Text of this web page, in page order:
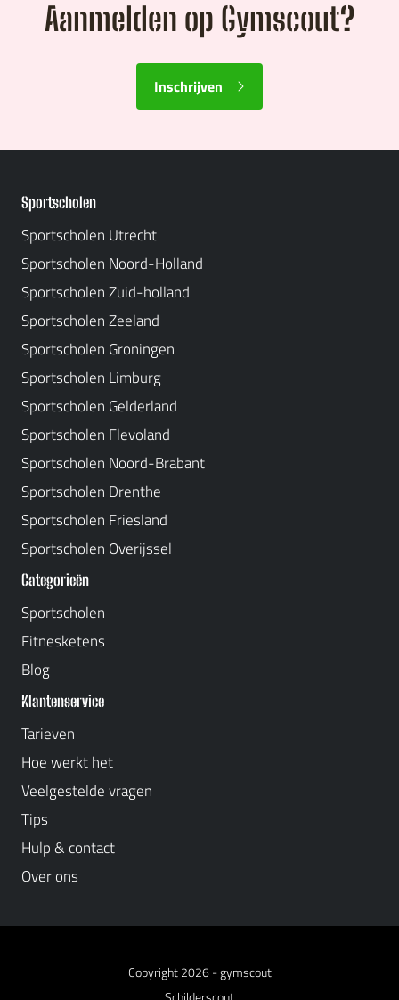
Aanmelden op Gymscout?
Inschrijven
Sportscholen
Sportscholen Utrecht
Sportscholen Noord-Holland
Sportscholen Zuid-holland
Sportscholen Zeeland
Sportscholen Groningen
Sportscholen Limburg
Sportscholen Gelderland
Sportscholen Flevoland
Sportscholen Noord-Brabant
Sportscholen Drenthe
Sportscholen Friesland
Sportscholen Overijssel
Categorieën
Sportscholen
Fitnesketens
Blog
Klantenservice
Tarieven
Hoe werkt het
Veelgestelde vragen
Tips
Hulp & contact
Over ons
Copyright 2026 -gymscout